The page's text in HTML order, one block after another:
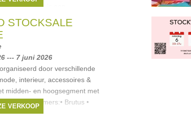
Beaufort. Er is een
STOCKSALE
--- 7 juni 2026
door verschillende
interieur, accessoires &
midden- en hoogsegment met
70%! Deelnemers:• Brutus •
VERKOOP